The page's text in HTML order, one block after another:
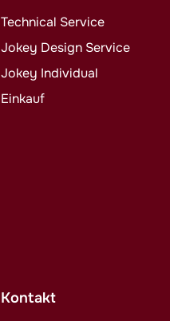
Technical Service
Jokey Design Service
Jokey Individual
Einkauf
Kontakt